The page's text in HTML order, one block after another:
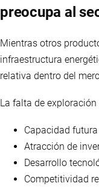
preocupa al
Mientras otros
infraestructura
relativa dentro del
La falta de
Capacidad
Atracción de
Desarrollo
Competitividad